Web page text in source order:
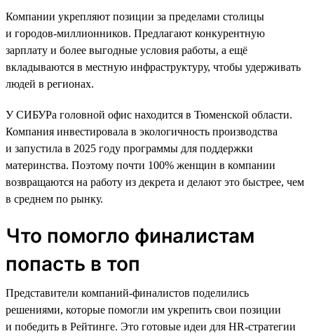
Компании укрепляют позиции за пределами столицы
и городов-миллионников. Предлагают конкурентную
зарплату и более выгодные условия работы, а ещё
вкладываются в местную инфраструктуру, чтобы удерживать
людей в регионах.
У СИБУРа головной офис находится в Тюменской области.
Компания инвестировала в экологичность производства
и запустила в 2025 году программы для поддержки
материнства. Поэтому почти 100% женщин в компании
возвращаются на работу из декрета и делают это быстрее, чем
в среднем по рынку.
Что помогло финалистам
попасть в топ
Представители компаний-финалистов поделились
решениями, которые помогли им укрепить свои позиции
и победить в Рейтинге. Это готовые идеи для HR-стратегии